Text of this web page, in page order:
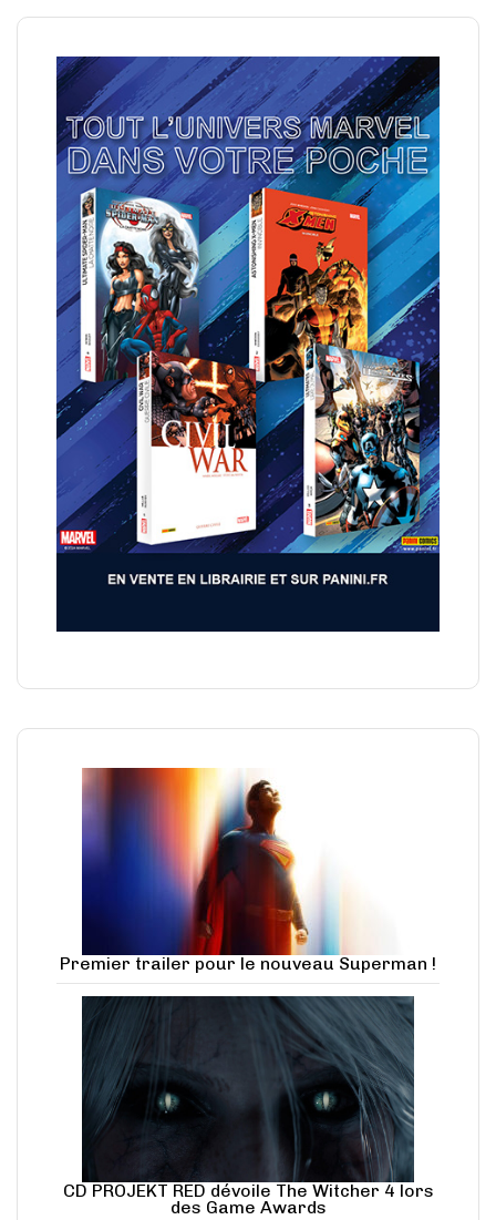
Premier trailer pour le nouveau Superman !
CD PROJEKT RED dévoile The Witcher 4 lors
des Game Awards